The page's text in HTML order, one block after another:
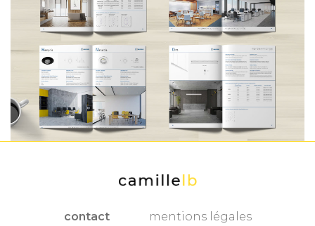
contact mentions légales